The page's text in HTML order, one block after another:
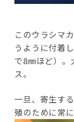
このウラシマ
うように付着
で8㎜ほど）。
ス。
一旦、寄生す
殖のために常